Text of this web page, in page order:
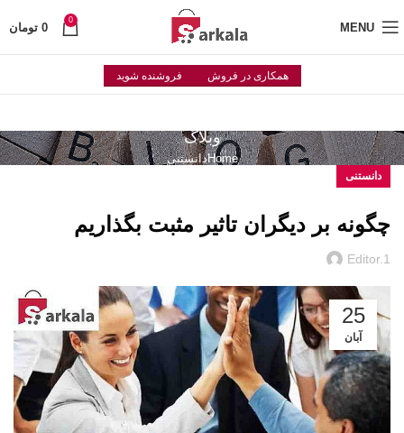
MENU
0
0 تومان
همکاری در فروش فروشنده شوید
وبلاگ
Homeدانستنی
دانستنی
چگونه بر دیگران تاثیر مثبت بگذاریم
Editor.1
25
آبان